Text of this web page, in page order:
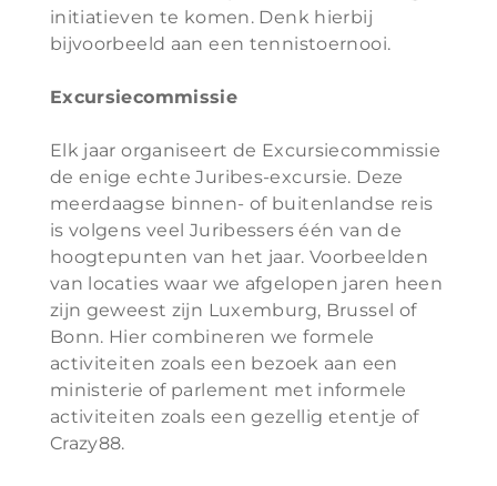
initiatieven te komen. Denk hierbij
bijvoorbeeld aan een tennistoernooi.
Excursiecommissie
Elk jaar organiseert de Excursiecommissie
de enige echte Juribes-excursie. Deze
meerdaagse binnen- of buitenlandse reis
is volgens veel Juribessers één van de
hoogtepunten van het jaar. Voorbeelden
van locaties waar we afgelopen jaren heen
zijn geweest zijn Luxemburg, Brussel of
Bonn. Hier combineren we formele
activiteiten zoals een bezoek aan een
ministerie of parlement met informele
activiteiten zoals een gezellig etentje of
Crazy88.